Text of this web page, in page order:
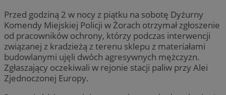
Przed godziną 2 w nocy z piątku na sobotę Dyżurny
Komendy Miejskiej Policji w Żorach otrzymał zgłoszenie
od pracowników ochrony, którzy podczas interwencji
związanej z kradzieżą z terenu sklepu z materiałami
budowlanymi ujęli dwóch agresywnych mężczyzn.
Zgłaszający oczekiwali w rejonie stacji paliw przy Alei
Zjednoczonej Europy.